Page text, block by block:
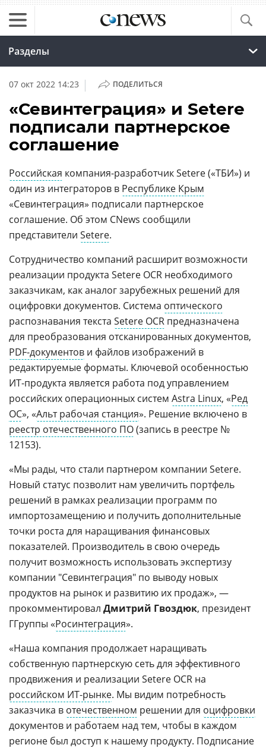
Разделы
07 окт 2022 14:23 | ПОДЕЛИТЬСЯ
«Севинтеграция» и Setere
подписали партнерское
соглашение
Российская компания-разработчик Setere («ТБИ») и
один из интеграторов в Республике Крым
«Севинтеграция» подписали партнерское
соглашение. Об этом CNews сообщили
представители Setere.
Сотрудничество компаний расширит возможности
реализации продукта Setere OCR необходимого
заказчикам, как аналог зарубежных решений для
оцифровки документов. Система оптического
распознавания текста Setere OCR предназначена
для преобразования отсканированных документов,
PDF-документов и файлов изображений в
редактируемые форматы. Ключевой особенностью
ИТ-продукта является работа под управлением
российских операционных систем Astra Linux, «Ред
ОС», «Альт рабочая станция». Решение включено в
реестр отечественного ПО(запись в реестре №
12153).
«Мы рады, что стали партнером компании Setere.
Новый статус позволит нам увеличить портфель
решений в рамках реализации программ по
импортозамещению и получить дополнительные
точки роста для наращивания финансовых
показателей. Производитель в свою очередь
получит возможность использовать экспертизу
компании "Севинтеграция" по выводу новых
продуктов на рынок и развитию их продаж», —
прокомментировал Дмитрий Гвоздюк, президент
ГГруппы «Росинтеграция».
«Наша компания продолжает наращивать
собственную партнерскую сеть для эффективного
продвижения и реализации Setere OCR на
российском ИТ-рынке. Мы видим потребность
заказчика в отечественном решении для оцифровки
документов и работаем над тем, чтобы в каждом
регионе был доступ к нашему продукту. Подписание